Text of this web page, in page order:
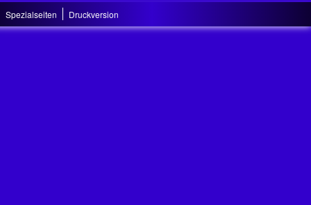
Spezialseiten Druckversion